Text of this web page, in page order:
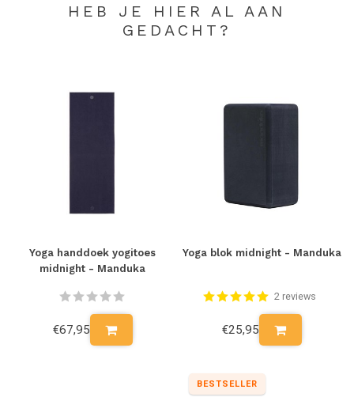
HEB JE HIER AL AAN
GEDACHT?
Yoga handdoek yogitoes
midnight - Manduka
€67,95
Yoga blok midnight - Manduka
2 reviews
€25,95
BESTSELLER